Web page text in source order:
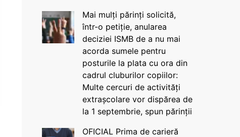
Mai mulți părinți solicită,
într-o petiție, anularea
deciziei ISMB de a nu mai
acorda sumele pentru
posturile la plata cu ora din
cadrul cluburilor copiilor:
Multe cercuri de activități
extrașcolare vor dispărea de
la 1 septembrie, spun părinții
OFICIAL Prima de carieră